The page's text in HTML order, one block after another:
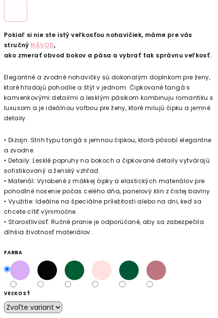
Pokiaľ si nie ste istý veľkosťou nohavičiek, máme pre vás
stručný NÁVOD,
ako zmerať obvod bokov a pása a vybrať tak správnu veľkosť.
Elegantné a zvodné nohavičky sú dokonalým doplnkom pre ženy,
ktoré hľadajú pohodlie a štýl v jednom. Čipkované tangá s
kamienkovými detailmi a lesklým pásikom kombinuju romantiku s
luxusom a je ideálnou voľbou pre ženy, ktoré milujú čipku a jemné
detaily.
• Dizajn: Strih typu tangá s jemnou čipkou, ktorá pôsobí elegantne
a zvodne.
• Detaily: Lesklé popruhy na bokoch a čipkované detaily vytvárajú
sofistikovaný a ženský vzhľad.
• Materiál: Vyrobené z mäkkej čipky a elastických materiálov pre
pohodlné nosenie počas celého dňa, panelový klin z čistej bavlny
• Využitie: Ideálne na špeciálne príležitosti alebo na dni, keď sa
chcete cítiť výnimočne.
• Starostlivosť: Ručné pranie je odporúčané, aby sa zabezpečila
dlhšia životnosť materiálov.
FARBA
VEĽKOSŤ